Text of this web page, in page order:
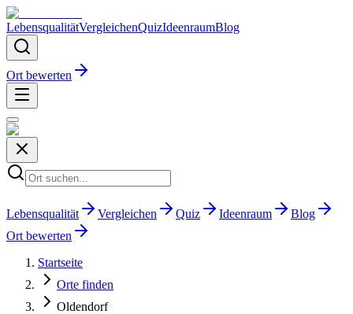
LebensqualitätVergleichenQuizIdeenraumBlog
Ort bewerten
Lebensqualität Vergleichen Quiz Ideenraum
Blog
Ort bewerten
Startseite
Orte finden
Oldendorf